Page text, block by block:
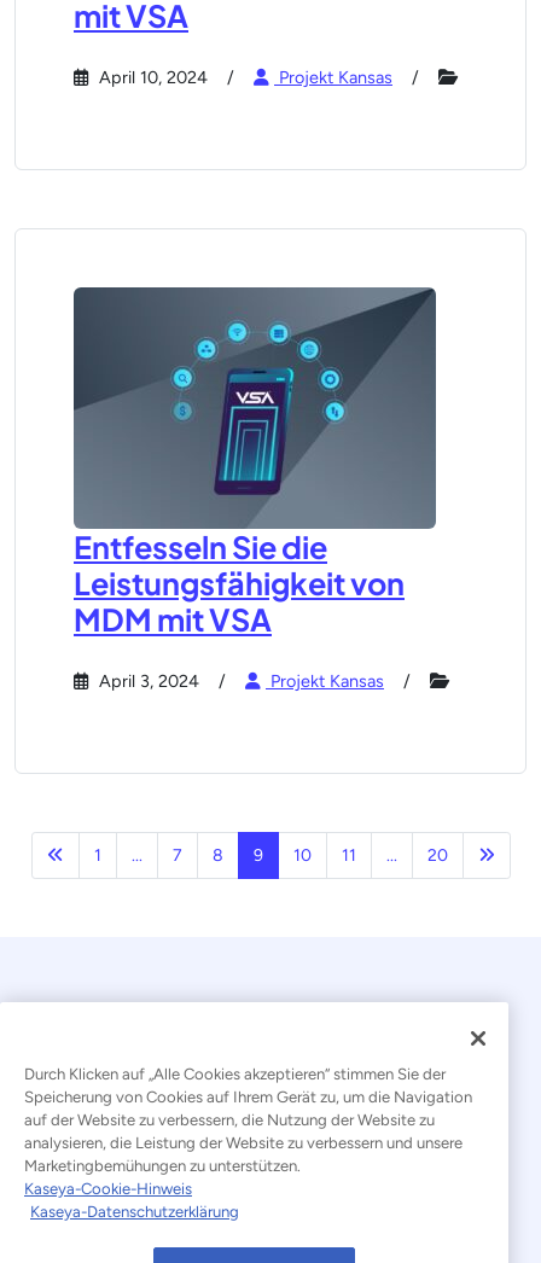
mit VSA
April 10, 2024 Projekt Kansas
Entfesseln Sie die
Leistungsfähigkeit von
MDM mit VSA
April 3, 2024 Projekt Kansas
Vorherige
1 ... 7 8 9 10 11 ... 20
© 2026 Kaseya. Alle Rechte vorbehalten.
Deutsch
Erklärung zur Bekämpfung moderner Sklaverei
Durch Klicken auf „Alle Cookies akzeptieren“ stimmen Sie der
Speicherung von Cookies auf Ihrem Gerät zu, um die Navigation
auf der Website zu verbessern, die Nutzung der Website zu
analysieren, die Leistung der Website zu verbessern und unsere
Marketingbemühungen zu unterstützen.
Kaseya-Cookie-Hinweis
Kaseya-Datenschutzerklärung